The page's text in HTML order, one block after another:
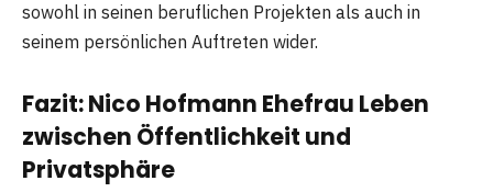
sowohl in seinen beruflichen Projekten als auch in
seinem persönlichen Auftreten wider.
Fazit: Nico Hofmann Ehefrau Leben
zwischen Öffentlichkeit und
Privatsphäre